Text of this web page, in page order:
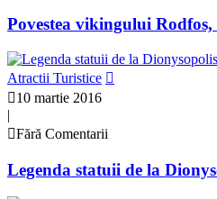
Povestea vikingului
Atractii Turistice
10 martie 2016
|
Fără Comentarii
Legenda statuii de la